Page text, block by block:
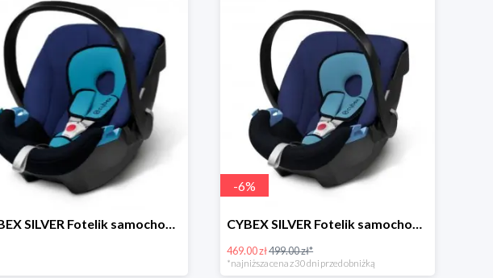
CYBEX SILVER Fotelik samochodowy -30%
-6%
CYBEX SILVER Fotelik samochodowy + dostawa gratis!
469.00 zł499.00 zł*
*najniższa cena z 30 dni przed obniżką